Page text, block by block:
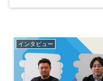
インタビュー